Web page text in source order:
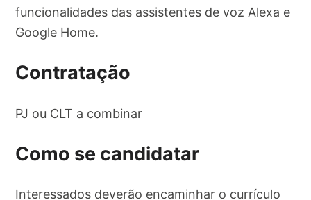
funcionalidades das assistentes de voz Alexa e
Google Home.
Contratação
PJ ou CLT a combinar
Como se candidatar
Interessados deverão encaminhar o currículo